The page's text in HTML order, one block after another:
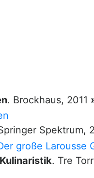
. Brockhaus, 2011
Spektrum,
. Tre